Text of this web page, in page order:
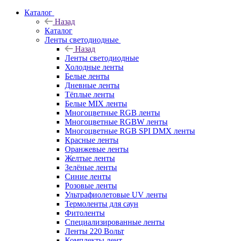
Каталог
Назад
Каталог
Ленты светодиодные
Назад
Ленты светодиодные
Холодные ленты
Белые ленты
Дневные ленты
Тёплые ленты
Белые MIX ленты
Многоцветные RGB ленты
Многоцветные RGBW ленты
Многоцветные RGB SPI DMX ленты
Красные ленты
Оранжевые ленты
Желтые ленты
Зелёные ленты
Синие ленты
Розовые ленты
Ультрафиолетовые UV ленты
Термоленты для саун
Фитоленты
Специализированные ленты
Ленты 220 Вольт